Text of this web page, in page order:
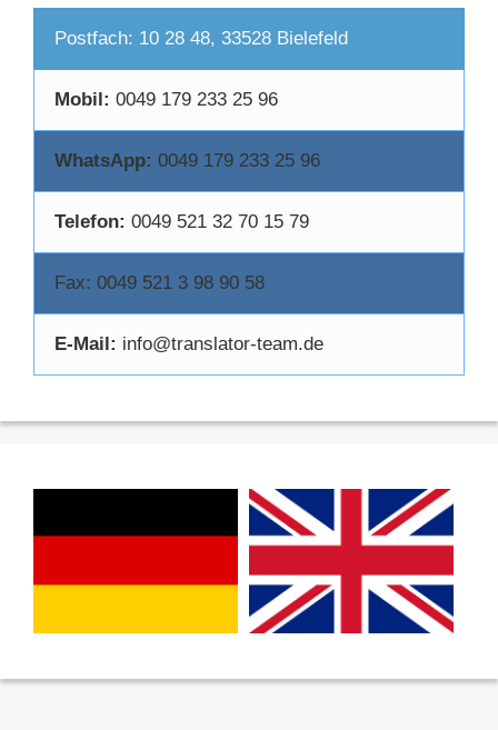
Postfach: 10 28 48, 33528 Bielefeld
Mobil: 0049 179 233 25 96
WhatsApp: 0049 179 233 25 96
Telefon: 0049 521 32 70 15 79
Fax: 0049 521 3 98 90 58
E-Mail: info@translator-team.de